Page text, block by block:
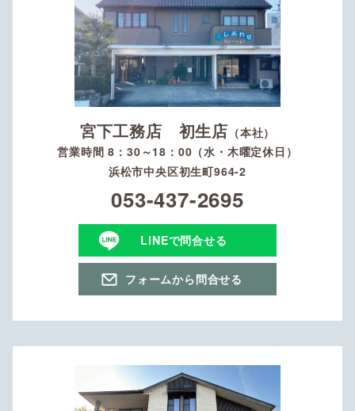
宮下工務店 初生店 （本社）
営業時間 8：30～18：00（水・木曜定休日）
浜松市中央区初生町964-2
053-437-2695
LINEで問合せる
フォームから問合せる